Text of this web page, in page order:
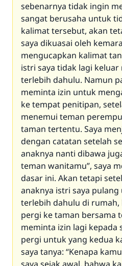
sebenarnya tidak ingin
sangat berusaha untuk
kalimat tersebut, akan
saya dikuasai oleh
mengucapkan kalimat
istri saya tidak lagi
terlebih dahulu. Namun
meminta izin untuk
ke tempat penitipan,
menemui teman
taman tertentu. Saya
dengan catatan setelah
anaknya nanti dibawa
teman wanitamu”, saya
dasar ini. Akan tetapi
anaknya istri saya
terlebih dahulu di rumah,
pergi ke taman bersama
meminta izin lagi kepada
pergi untuk yang kedua
saya tanya: “Kenapa